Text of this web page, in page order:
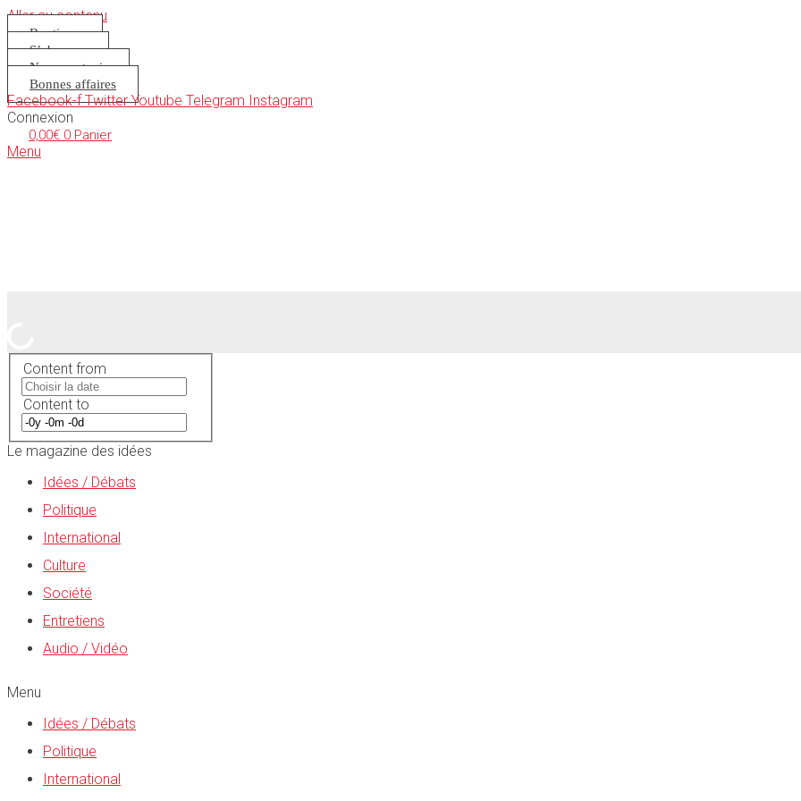
Aller au contenu
Boutique
S’abonner
Nous soutenir
Bonnes affaires
Facebook-f Twitter Youtube Telegram Instagram
Connexion
0,00€ 0 Panier
Menu
Content from
Content to
Le magazine des idées
Idées / Débats
Politique
International
Culture
Société
Entretiens
Audio / Vidéo
Menu
Idées / Débats
Politique
International